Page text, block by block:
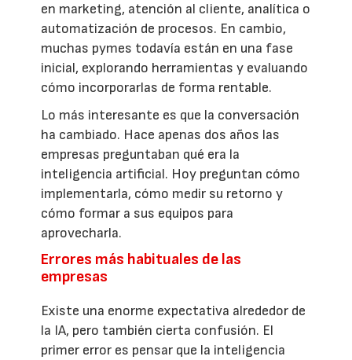
en marketing, atención al cliente, analítica o
automatización de procesos. En cambio,
muchas pymes todavía están en una fase
inicial, explorando herramientas y evaluando
cómo incorporarlas de forma rentable.
Lo más interesante es que la conversación
ha cambiado. Hace apenas dos años las
empresas preguntaban qué era la
inteligencia artificial. Hoy preguntan cómo
implementarla, cómo medir su retorno y
cómo formar a sus equipos para
aprovecharla.
Errores más habituales de las
empresas
Existe una enorme expectativa alrededor de
la IA, pero también cierta confusión. El
primer error es pensar que la inteligencia